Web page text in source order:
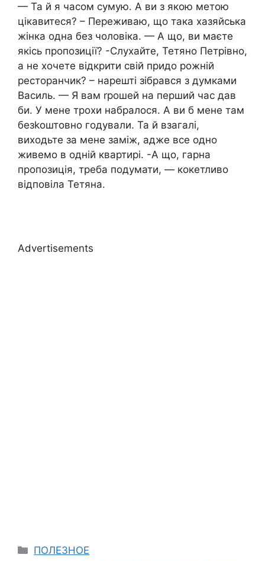
— Та й я часом сумую. А ви з якою метою
цікавитеся? – Переживаю, що така хазяйська
жінка одна без чоловіка. — А що, ви маєте
якісь пропозиції? -Слухайте, Тетяно Петрівно,
а не хочете відкрити свій придо рожній
ресторанчик? – нарешті зібрався з думками
Василь. — Я вам rрошей на перший час дав
би. У мене трохи набралося. А ви б мене там
безkоштовно годували. Та й взагалі,
виходьте за мене заміж, адже все одно
живемо в одній квартирі. -А що, гарна
пропозиція, треба подумати, — кокетливо
відповіла Тетяна.
Advertisements
Categories
ПОЛЕЗНОЕ